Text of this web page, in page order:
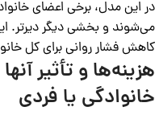
در این مدل، برخی اعضای
می‌شوند و بخشی دیگر دیرتر.
کاهش فشار روانی برای کل
هزینه‌ها و تأثیر
خانوادگی یا فردی